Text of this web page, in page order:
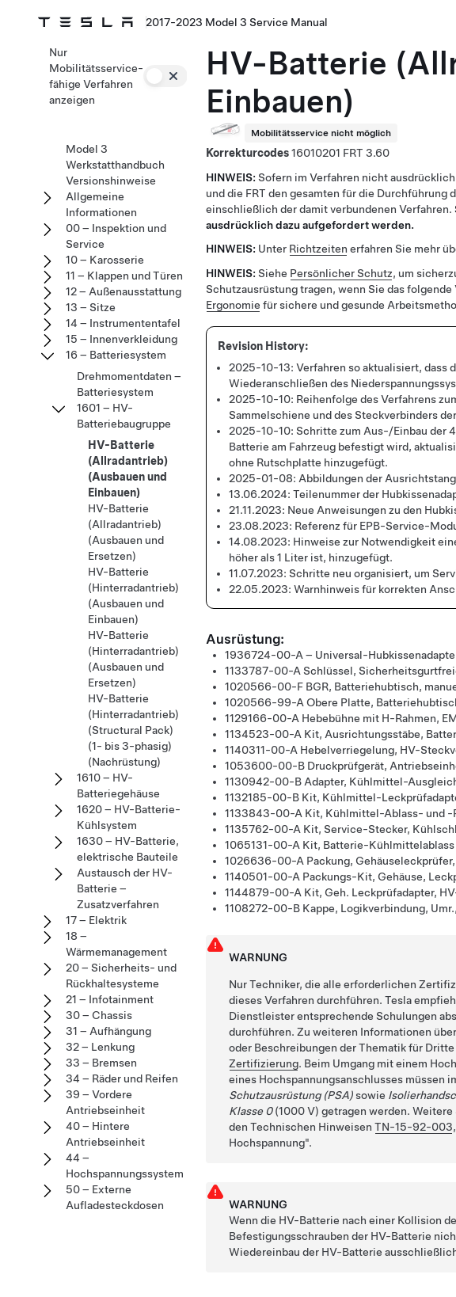
2017-2023 Model 3 Service Manual
HV-Batterie
Einbauen)
Mobilitätsservice nicht möglich
Korrekturcodes16010201
3.60
HINWEIS: Sofern im Verfahren nicht
und die FRT den gesamten für die
einschließlich der damit verbundenen Verfahren.
ausdrücklich dazu aufgefordert werden.
HINWEIS: Unter Richtzeiten erfahren Sie mehr
HINWEIS: Siehe Persönlicher Schutz, um
Schutzausrüstung tragen, wenn Sie das
Ergonomie für sichere und gesunde
2025-10-13: Verfahren so aktualisiert, dass
Wiederanschließen des
2025-10-10: Reihenfolge des Verfahrens
Sammelschiene und des Steckverbinders
2025-10-10: Schritte zum Aus-/Einbau der
Batterie am Fahrzeug befestigt wird,
ohne Rutschplatte hinzugefügt.
2025-01-08: Abbildungen der
13.06.2024: Teilenummer der
21.11.2023: Neue Anweisungen zu den
23.08.2023: Referenz für EPB-Service-
14.08.2023: Hinweise zur Notwendigkeit
höher als 1 Liter ist, hinzugefügt.
11.07.2023: Schritte neu organisiert, um
22.05.2023: Warnhinweis für korrekten
Ausrüstung:
1936724-00-A – Universal-
1133787-00-A Schlüssel,
1020566-00-F BGR, Batteriehubtisch,
1020566-99-A Obere Platte,
1129166-00-A Hebebühne mit H-Rahmen,
1134523-00-A Kit, Ausrichtungsstäbe,
1140311-00-A Hebelverriegelung, HV-
1053600-00-B Druckprüfgerät,
1130942-00-B Adapter, Kühlmittel-
1132185-00-B Kit, Kühlmittel-
1133843-00-A Kit, Kühlmittel-Ablass- und -
1135762-00-A Kit, Service-Stecker,
1065131-00-A Kit, Batterie-
1026636-00-A Packung,
1140501-00-A Packungs-Kit, Gehäuse,
1144879-00-A Kit, Geh. Leckprüfadapter,
1108272-00-B Kappe, Logikverbindung,
WARNUNG
Nur Techniker, die alle erforderlichen
dieses Verfahren durchführen. Tesla
Dienstleister entsprechende Schulungen
durchführen. Zu weiteren Informationen
oder Beschreibungen der Thematik für Dritte
Zertifizierung. Beim Umgang mit einem
eines Hochspannungsanschlusses müssen
Schutzausrüstung (PSA)sowie
Klasse 0(1000 V) getragen werden.
den Technischen HinweisenTN-15-92-003,
Hochspannung .
WARNUNG
Wenn die HV-Batterie nach einer Kollision
Befestigungsschrauben der HV-Batterie
Wiedereinbau der HV-Batterie
Nur
Mobilitätsservice-
fähige Verfahren
anzeigen
Model 3
Werkstatthandbuch
Versionshinweise
Allgemeine
Informationen
00 – Inspektion und
Service
10 – Karosserie
11 – Klappen und Türen
12 – Außenausstattung
13 – Sitze
14 – Instrumententafel
15 – Innenverkleidung
16 – Batteriesystem
Drehmomentdaten –
Batteriesystem
1601 – HV-
Batteriebaugruppe
HV-Batterie
(Allradantrieb)
(Ausbauen und
Einbauen)
HV-Batterie
(Allradantrieb)
(Ausbauen und
Ersetzen)
HV-Batterie
(Hinterradantrieb)
(Ausbauen und
Einbauen)
HV-Batterie
(Hinterradantrieb)
(Ausbauen und
Ersetzen)
HV-Batterie
(Hinterradantrieb)
(Structural Pack)
(1- bis 3-phasig)
(Nachrüstung)
1610 – HV-
Batteriegehäuse
1620 – HV-Batterie-
Kühlsystem
1630 – HV-Batterie,
elektrische Bauteile
Austausch der HV-
Batterie –
Zusatzverfahren
17 – Elektrik
18 –
Wärmemanagement
20 – Sicherheits- und
Rückhaltesysteme
21 – Infotainment
30 – Chassis
31 – Aufhängung
32 – Lenkung
33 – Bremsen
34 – Räder und Reifen
39 – Vordere
Antriebseinheit
40 – Hintere
Antriebseinheit
44 –
Hochspannungssystem
50 – Externe
Aufladesteckdosen